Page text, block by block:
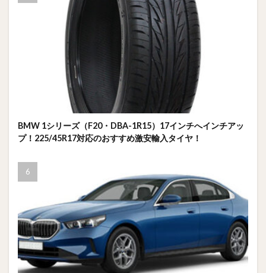
BMW 1シリーズ（F20・DBA-1R15）17インチへインチアッ
プ！225/45R17対応のおすすめ激安輸入タイヤ！